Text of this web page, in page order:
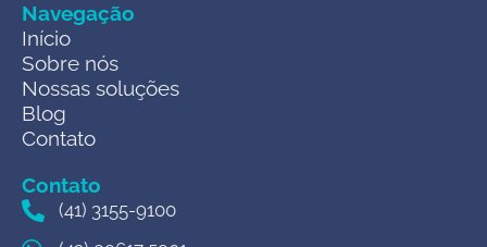
Navegação
Início
Sobre nós
Nossas soluções
Blog
Contato
Contato
(41) 3155-9100